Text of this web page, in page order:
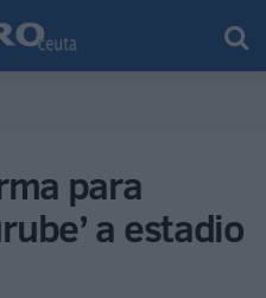
para
a estadio